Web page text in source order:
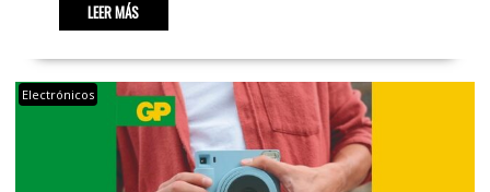
LEER MÁS
Electrónicos